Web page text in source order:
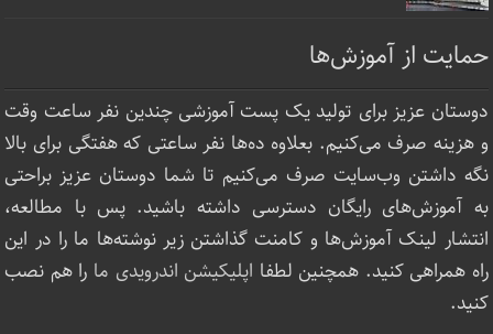
حمایت از آموزش‌ها
دوستان عزیز برای تولید یک پست آموزشی چندین نفر ساعت‌ وقت
و هزینه صرف می‌کنیم. بعلاوه ده‌ها نفر ساعتی که هفتگی برای بالا
نگه داشتن وب‌سایت صرف ‌می‌کنیم تا شما دوستان عزیز براحتی
به آموزش‌های رایگان دسترسی داشته باشید. پس با مطالعه،
انتشار لینک‌ آموزش‌ها و کامنت گذاشتن زیر نوشته‌‌ها ما را در این
راه همراهی کنید. همچنین لطفا اپلیکیشن اندرویدی ما را هم نصب
کنید.